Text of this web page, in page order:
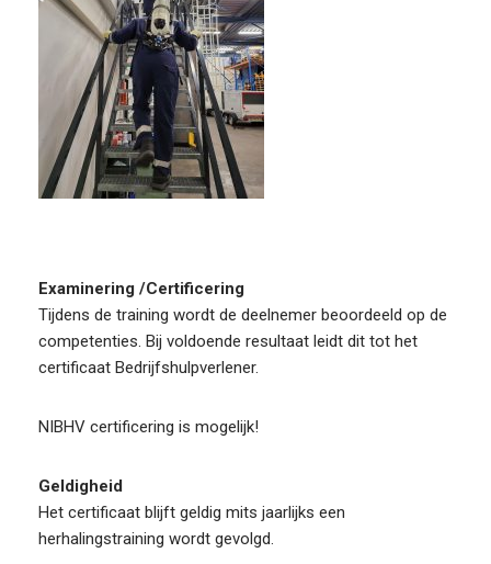
Examinering /Certificering
Tijdens de training wordt de deelnemer beoordeeld op de
competenties. Bij voldoende resultaat leidt dit tot het
certificaat Bedrijfshulpverlener.
NIBHV certificering is mogelijk!
Geldigheid
Het certificaat blijft geldig mits jaarlijks een
herhalingstraining wordt gevolgd.